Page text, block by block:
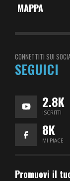
MAPPA
CONNETTITI SUI
SEGUICI
2.8K
ISCRITTI
8K
MI PIACE
Promuovi il